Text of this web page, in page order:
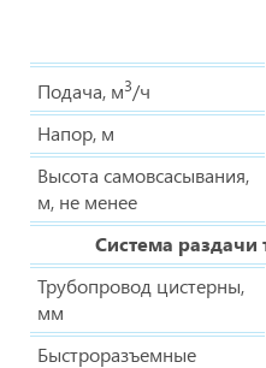
Подача, м3/ч
Напор, м
Высота самовсасывания,
м, не менее
Система раздачи
Трубопровод цистерны,
мм
Быстроразъемные